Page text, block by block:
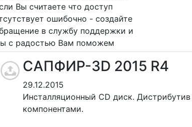
Вы считаете что доступ
ошибочно - создайте
в службу поддержки и
с радостью Вам поможем
САПФИР-3D 2015 R4
29.12.2015
Инсталляционный CD диск.
компонентами.